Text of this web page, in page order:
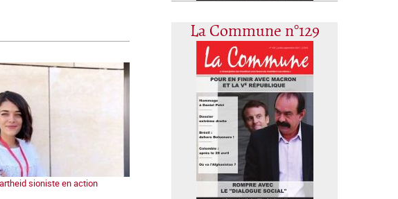
La Commune n°129
sioniste en action